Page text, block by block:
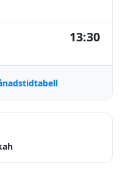
13:30